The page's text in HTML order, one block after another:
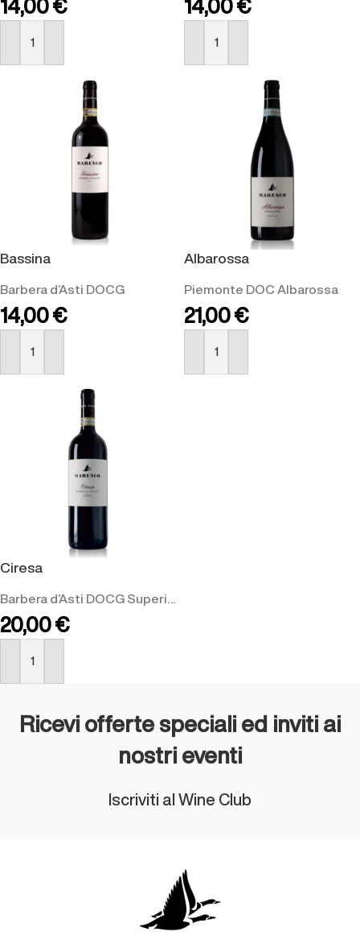
14,00 €
ACQUISTA
14,00 €
ACQUISTA
Bassina
Barbera d’Asti DOCG
14,00 €
ACQUISTA
Albarossa
Piemonte DOC Albarossa
21,00 €
ACQUISTA
Ciresa
20,00 €
ACQUISTA
Ricevi offerte speciali ed inviti ai
nostri eventi
Iscriviti al Wine Club